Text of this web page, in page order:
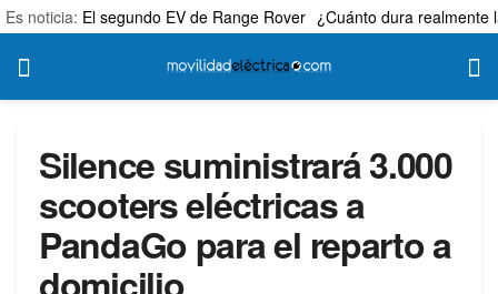
Es noticia: El segundo EV de Range Rover ¿Cuánto dura realmente
Silence suministrará 3.000
scooters eléctricas a
PandaGo para el reparto a